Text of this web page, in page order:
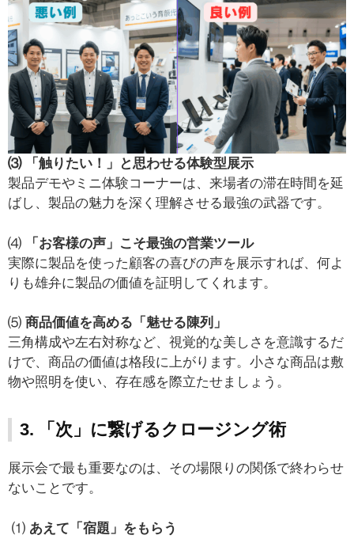
⑶ 「触りたい！」と思わせる体験型展示
製品デモやミニ体験コーナーは、来場者の滞在時間を延
ばし、製品の魅力を深く理解させる最強の武器です。
⑷
「お客様の声」こそ最強の営業ツール
実際に製品を使った顧客の喜びの声を展示すれば、何よ
りも雄弁に製品の価値を証明してくれます。
⑸ 商品価値を高める「魅せる陳列」
三角構成や左右対称など、視覚的な美しさを意識するだ
けで、商品の価値は格段に上がります。小さな商品は敷
物や照明を使い、存在感を際立たせましょう。
3. 「次」に繋げるクロージング術
展示会で最も重要なのは、その場限りの関係で終わらせ
ないことです。
⑴ あえて「宿題」をもらう